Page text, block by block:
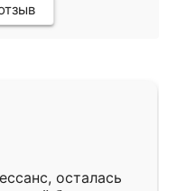
осталась